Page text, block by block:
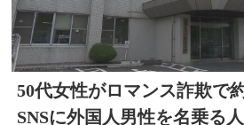
50代女性がロマンス詐欺で
SNSに外国人男性を名乗る